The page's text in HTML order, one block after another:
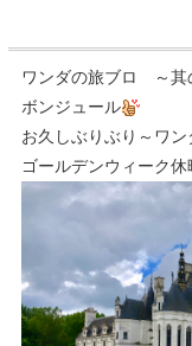
ワンダの旅ブロ ～
ボンジュール
お久しぶりぶり～ワン
ゴールデンウィーク